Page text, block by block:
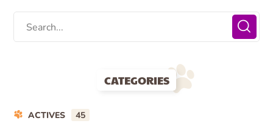
CATEGORIES
ACTIVES
45